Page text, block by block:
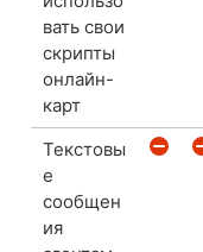
вать свои
скрипты
онлайн-
карт
Текстовы
е
сообщен
ия